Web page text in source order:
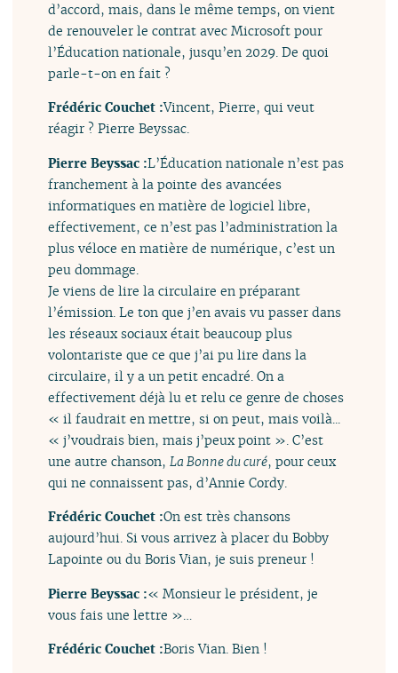
d’accord, mais, dans le même temps, on vient
de renouveler le contrat avec Microsoft pour
l’Éducation nationale, jusqu’en 2029. De quoi
parle-t-on en fait ?
Frédéric Couchet :Vincent, Pierre, qui veut
réagir ? Pierre Beyssac.
Pierre Beyssac :L’Éducation nationale n’est pas
franchement à la pointe des avancées
informatiques en matière de logiciel libre,
effectivement, ce n’est pas l’administration la
plus véloce en matière de numérique, c’est un
peu dommage.
Je viens de lire la circulaire en préparant
l’émission. Le ton que j’en avais vu passer dans
les réseaux sociaux était beaucoup plus
volontariste que ce que j’ai pu lire dans la
circulaire, il y a un petit encadré. On a
effectivement déjà lu et relu ce genre de choses
« il faudrait en mettre, si on peut, mais voilà...
« j’voudrais bien, mais j’peux point ». C’est
une autre chanson,La Bonne du curé, pour ceux
qui ne connaissent pas, d’Annie Cordy.
Frédéric Couchet :On est très chansons
aujourd’hui. Si vous arrivez à placer du Bobby
Lapointe ou du Boris Vian, je suis preneur !
Pierre Beyssac :« Monsieur le président, je
vous fais une lettre »…
Frédéric Couchet :Boris Vian. Bien !